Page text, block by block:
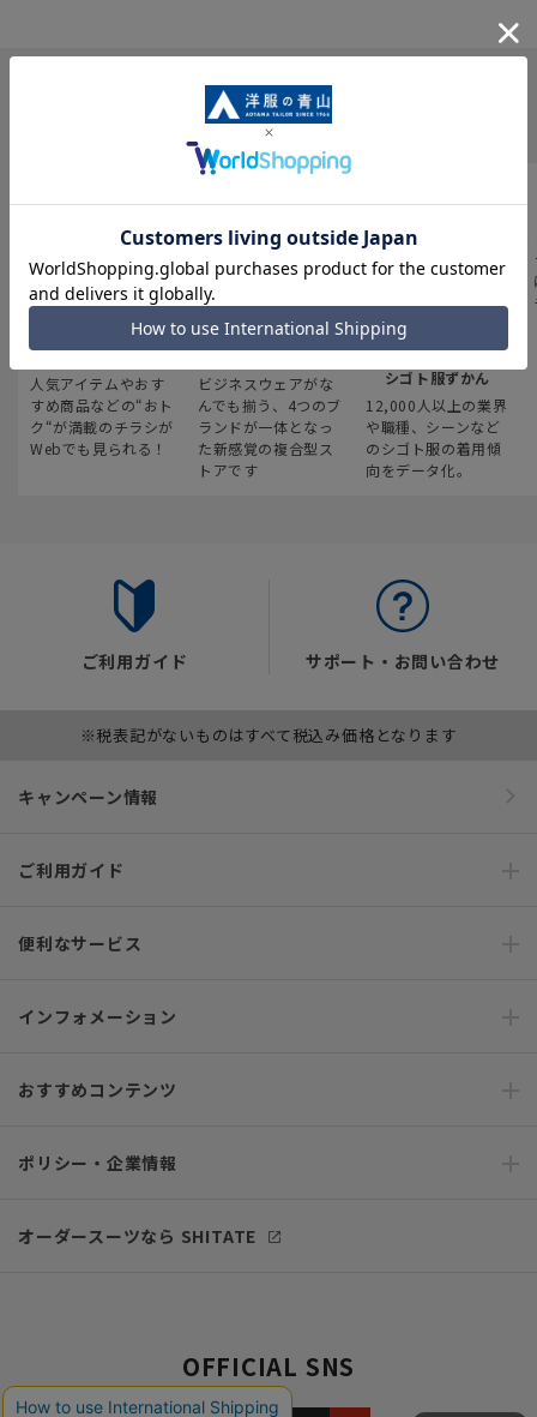
INFORMATION
最新のお買い得情報
人気アイテムやおす
すめ商品などの“おト
ク“が満載のチラシが
Webでも見られる！
スーツスクエア
ビジネスウェアがな
んでも揃う、4つのブ
ランドが一体となっ
た新感覚の複合型ス
トアです
みんなの
シゴト服ずかん
12,000人以上の業界
や職種、シーンなど
のシゴト服の着用傾
向をデータ化。
ご利用ガイド サポート・お問い合わせ
※税表記がないものはすべて税込み価格となります
キャンペーン情報
ご利用ガイド
便利なサービス
インフォメーション
おすすめコンテンツ
ポリシー・企業情報
オーダースーツなら SHITATE
OFFICIAL SNS